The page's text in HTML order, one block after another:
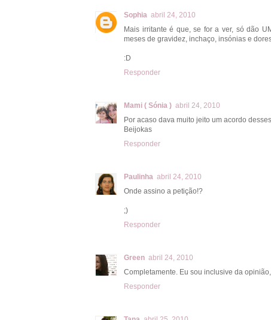
Sophia abril 24, 2010
Mais irritante é que, se for a ver, só dão
meses de gravidez, inchaço, insónias e
:D
Responder
Mami ( Sónia ) abril 24, 2010
Por acaso dava muito jeito um acordo
Beijokas
Responder
Paulinha abril 24, 2010
Onde assino a petição!?
;)
Responder
Green abril 24, 2010
Completamente. Eu sou inclusive da
Responder